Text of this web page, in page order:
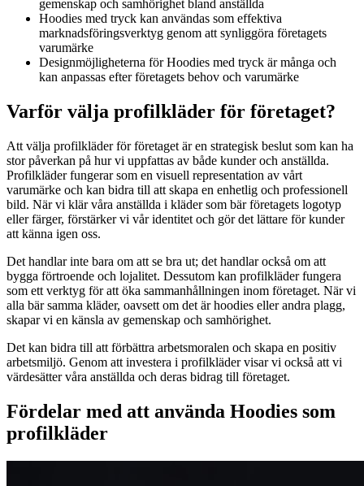
gemenskap och samhörighet bland anställda
Hoodies med tryck kan användas som effektiva
marknadsföringsverktyg genom att synliggöra företagets
varumärke
Designmöjligheterna för Hoodies med tryck är många och
kan anpassas efter företagets behov och varumärke
Varför välja profilkläder för företaget?
Att välja profilkläder för företaget är en strategisk beslut som kan ha
stor påverkan på hur vi uppfattas av både kunder och anställda.
Profilkläder fungerar som en visuell representation av vårt
varumärke och kan bidra till att skapa en enhetlig och professionell
bild. När vi klär våra anställda i kläder som bär företagets logotyp
eller färger, förstärker vi vår identitet och gör det lättare för kunder
att känna igen oss.
Det handlar inte bara om att se bra ut; det handlar också om att
bygga förtroende och lojalitet. Dessutom kan profilkläder fungera
som ett verktyg för att öka sammanhållningen inom företaget. När vi
alla bär samma kläder, oavsett om det är hoodies eller andra plagg,
skapar vi en känsla av gemenskap och samhörighet.
Det kan bidra till att förbättra arbetsmoralen och skapa en positiv
arbetsmiljö. Genom att investera i profilkläder visar vi också att vi
värdesätter våra anställda och deras bidrag till företaget.
Fördelar med att använda Hoodies som
profilkläder